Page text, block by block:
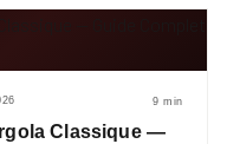
9 min
Classique —